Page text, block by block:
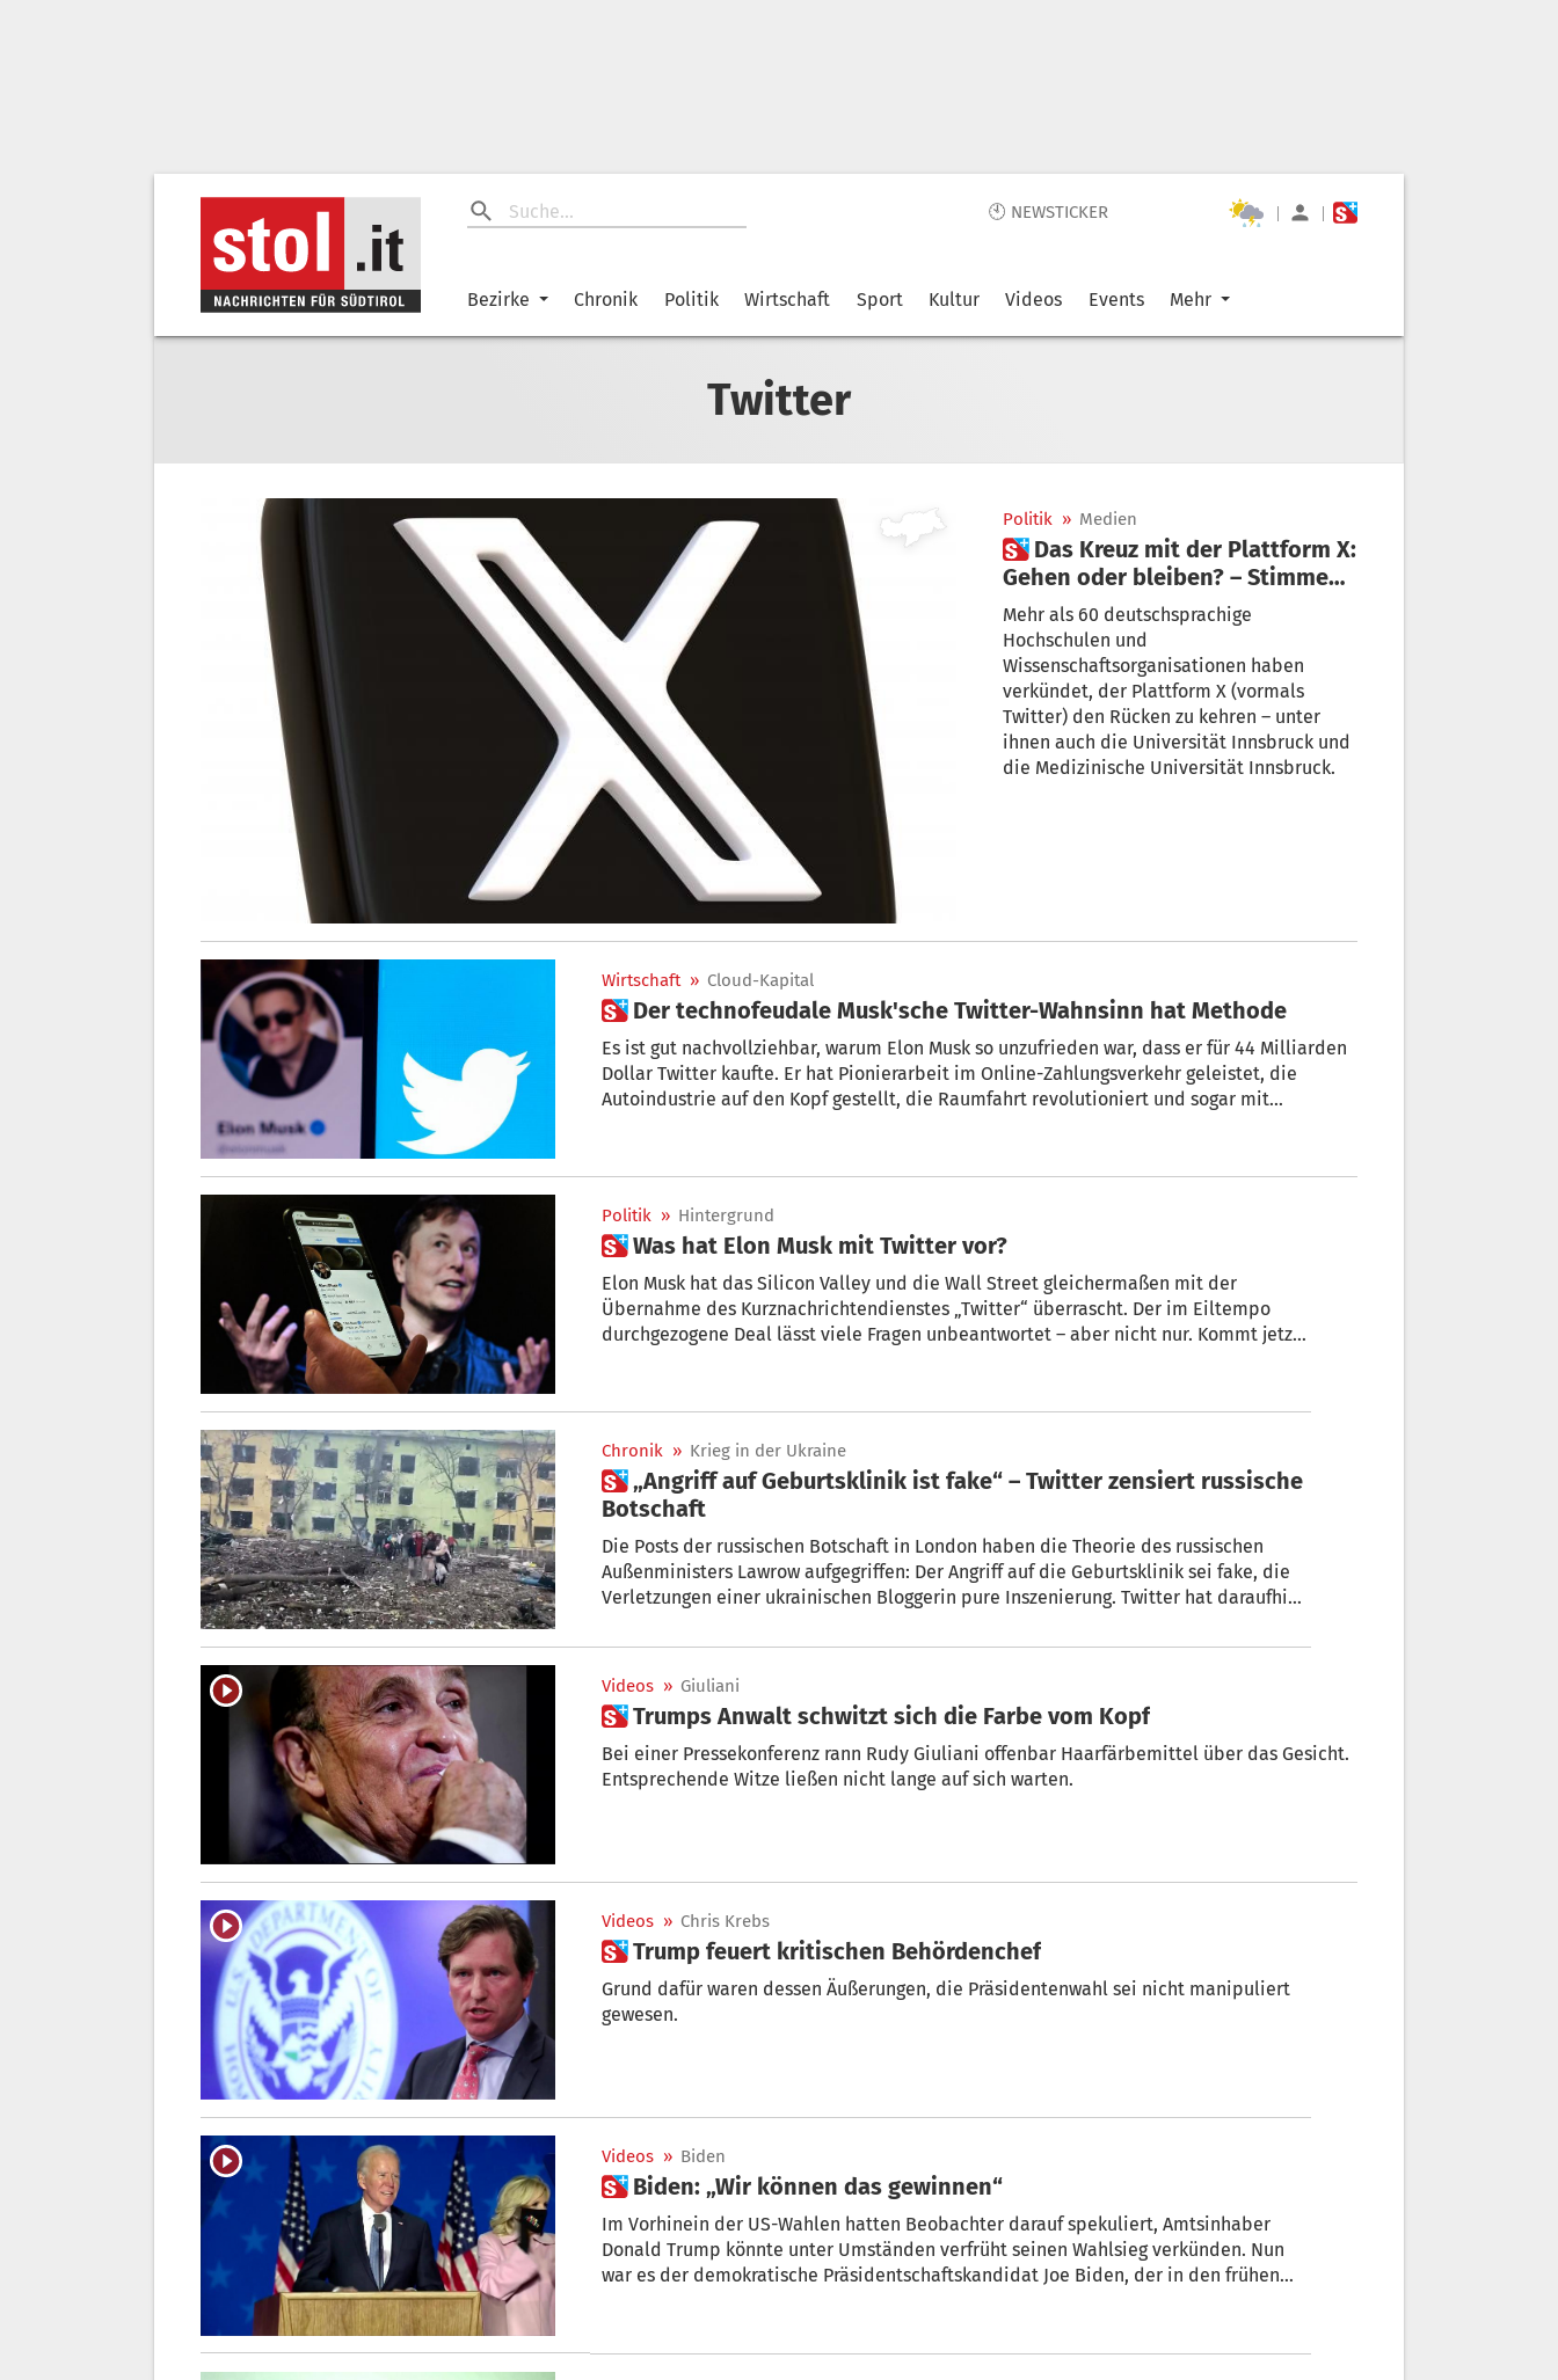
🕙 NEWSTICKER | |
Bezirke Chronik Politik Wirtschaft Sport Kultur Videos Events Mehr
Twitter
Politik » Medien
 Das Kreuz mit der Plattform X:
Gehen oder bleiben? – Stimmen
aus Südtirol
Mehr als 60 deutschsprachige
Hochschulen und
Wissenschaftsorganisationen haben
verkündet, der Plattform X (vormals
Twitter) den Rücken zu kehren – unter
ihnen auch die Universität Innsbruck und
die Medizinische Universität Innsbruck.
Wirtschaft » Cloud-Kapital
 Der technofeudale Musk'sche Twitter-Wahnsinn hat Methode
Es ist gut nachvollziehbar, warum Elon Musk so unzufrieden war, dass er für 44 Milliarden
Dollar Twitter kaufte. Er hat Pionierarbeit im Online-Zahlungsverkehr geleistet, die
Autoindustrie auf den Kopf gestellt, die Raumfahrt revolutioniert und sogar mit
gemacht. + von Yanis Varoufakis
Politik » Hintergrund
 Was hat Elon Musk mit Twitter vor?
Elon Musk hat das Silicon Valley und die Wall Street gleichermaßen mit der
Übernahme des Kurznachrichtendienstes „Twitter“ überrascht. Der im Eiltempo
durchgezogene Deal lässt viele Fragen unbeantwortet – aber nicht nur. Kommt jetzt
Chronik » Krieg in der Ukraine
 „Angriff auf Geburtsklinik ist fake“ – Twitter zensiert russische
Botschaft
Die Posts der russischen Botschaft in London haben die Theorie des russischen
Außenministers Lawrow aufgegriffen: Der Angriff auf die Geburtsklinik sei fake, die
Verletzungen einer ukrainischen Bloggerin pure Inszenierung. Twitter hat daraufhin
Videos » Giuliani
 Trumps Anwalt schwitzt sich die Farbe vom Kopf
Bei einer Pressekonferenz rann Rudy Giuliani offenbar Haarfärbemittel über das Gesicht.
Entsprechende Witze ließen nicht lange auf sich warten.
Videos » Chris Krebs
 Trump feuert kritischen Behördenchef
Grund dafür waren dessen Äußerungen, die Präsidentenwahl sei nicht manipuliert
gewesen.
Videos » Biden
 Biden: „Wir können das gewinnen“
Im Vorhinein der US-Wahlen hatten Beobachter darauf spekuliert, Amtsinhaber
Donald Trump könnte unter Umständen verfrüht seinen Wahlsieg verkünden. Nun
war es der demokratische Präsidentschaftskandidat Joe Biden, der in den frühen
Gange, aber er sagte: „Ich bin zuversichtlich, dass wir das gewinnen können." Zwar